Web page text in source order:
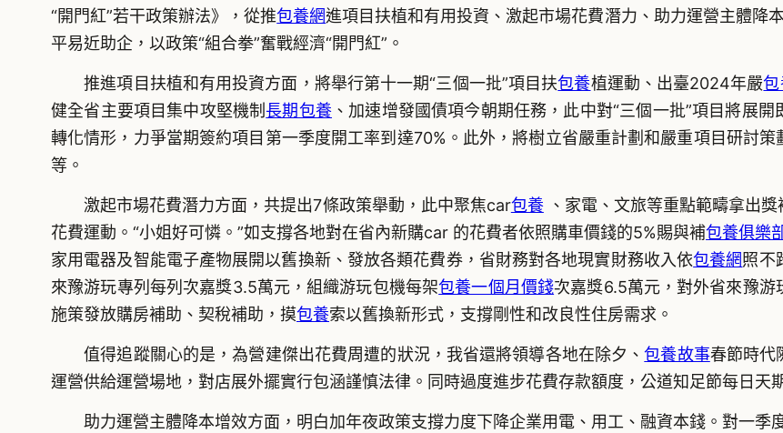
“開門紅”若干政策辦法》，從推包養網進項目扶植和有用投資、激起市場花費潛力、助力運營主體降
平易近助企，以政策“組合拳”奮戰經濟“開門紅”。
推進項目扶植和有用投資方面，將舉行第十一期“三個一批”項目扶包養植運動、出臺2024年嚴
健全省主要項目集中攻堅機制 長期包養 、加速增發國債項今朝期任務，此中對“三個一批”項目將展開
轉化情形，力爭當期簽約項目第一季度開工率到達70%。此外，將樹立省嚴重計劃和嚴重項目研討
等。
激起市場花費潛力方面，共提出7條政策舉動，此中聚焦car包養、家電、文旅等重點範疇拿出
花費運動。“小姐好可憐。”如支撐各地對在省內新購car 的花費者依照購車價錢的5%賜與補包養俱樂
家用電器及智能電子產物展開以舊換新、發放各類花費券，省財務對各地現實財務收入依包養網照不
來豫游玩專列每列次嘉獎3.5萬元，組織游玩包機每架包養一個月價錢次嘉獎6.5萬元，對外省來豫
施策發放購房補助、契稅補助，摸包養索以舊換新形式，支撐剛性和改良性住房需求。
值得追蹤關心的是，為營建傑出花費周遭的狀況，我省還將領導各地在除夕、包養故事春節時代
運營供給運營場地，對店展外擺實行包涵謹慎法律。同時過度進步花費存款額度，公道知足節每日天
助力運營主體降本增效方面，明白加年夜政策支撐力度下降企業用電、用工、融資本錢。對一季